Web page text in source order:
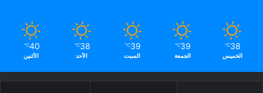
38
℃
الخميس
39
℃
الجمعة
39
℃
السبت
38
℃
الأحد
40
℃
الأثنين